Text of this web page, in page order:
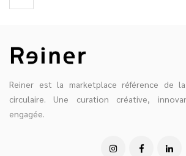
Reiner est la marketplace référence de
circulaire. Une curation créative,
engagée.